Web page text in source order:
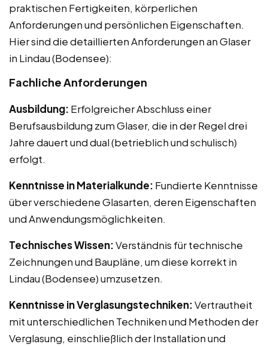
praktischen Fertigkeiten, körperlichen
Anforderungen und persönlichen Eigenschaften.
Hier sind die detaillierten Anforderungen an Glaser
in Lindau (Bodensee):
Fachliche Anforderungen
Ausbildung: Erfolgreicher Abschluss einer
Berufsausbildung zum Glaser, die in der Regel drei
Jahre dauert und dual (betrieblich und schulisch)
erfolgt.
Kenntnisse in Materialkunde: Fundierte Kenntnisse
über verschiedene Glasarten, deren Eigenschaften
und Anwendungsmöglichkeiten.
Technisches Wissen:Verständnis für technische
Zeichnungen und Baupläne, um diese korrekt in
Lindau (Bodensee) umzusetzen.
Kenntnisse in Verglasungstechniken:Vertrautheit
mit unterschiedlichen Techniken und Methoden der
Verglasung, einschließlich der Installation und